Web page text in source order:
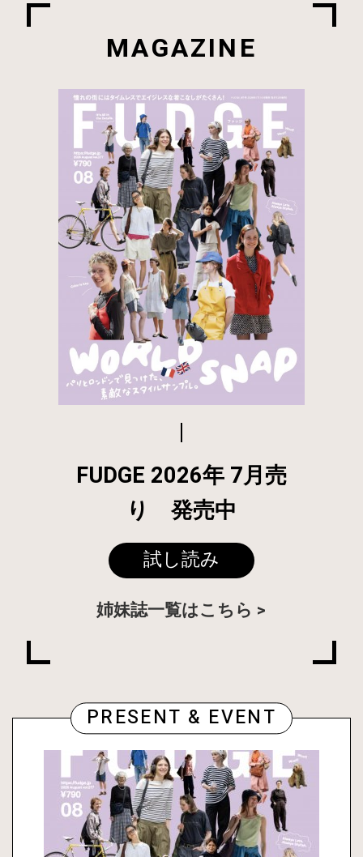
MAGAZINE
FUDGE 2026年 7月売
り 発売中
試し読み
姉妹誌一覧はこちら
PRESENT & EVENT